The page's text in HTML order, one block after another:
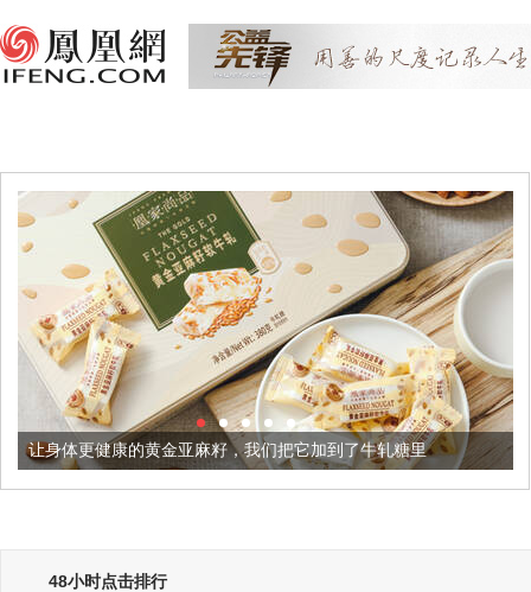
黄金亚麻籽，我们把它加到了牛轧糖里 被列入佛家七宝
48小时点击排行